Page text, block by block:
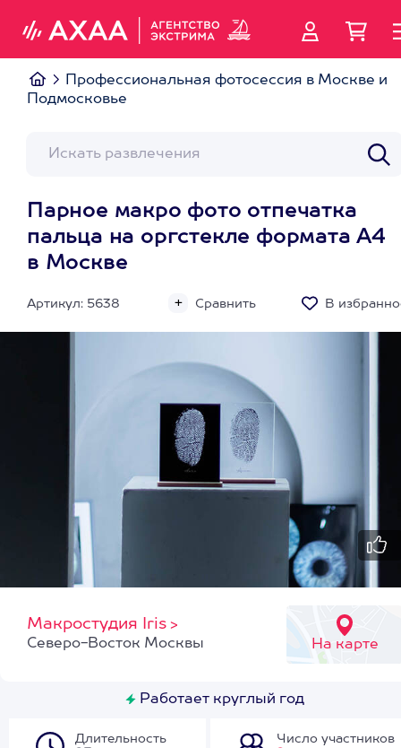
Профессиональная фотосессия в Москве и
Подмосковье
Парное макро фото отпечатка
пальца на оргстекле формата А4
в Москве
Артикул: 5638 Сравнить В
Макростудия Iris >
На карте
Северо-Восток Москвы
Работает круглый год
Длительность
Число участников